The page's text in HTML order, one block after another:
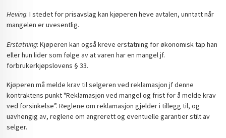
Heving: I stedet for prisavslag kan kjøperen heve avtalen, unntatt når
mangelen er uvesentlig.
Erstatning: Kjøperen kan også kreve erstatning for økonomisk tap han
eller hun lider som følge av at varen har en mangel jf.
forbrukerkjøpslovens § 33.
Kjøperen må melde krav til selgeren ved reklamasjon jf denne
kontraktens punkt "Reklamasjon ved mangel og frist for å melde krav
ved forsinkelse”. Reglene om reklamasjon gjelder i tillegg til, og
uavhengig av, reglene om angrerett og eventuelle garantier stilt av
selger.